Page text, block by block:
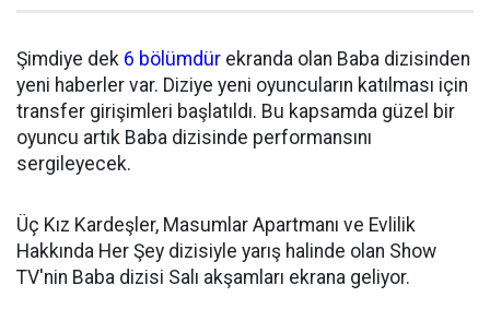
Şimdiye dek 6 bölümdür ekranda olan Baba dizisinden
yeni haberler var. Diziye yeni oyuncuların katılması için
transfer girişimleri başlatıldı. Bu kapsamda güzel bir
oyuncu artık Baba dizisinde performansını
sergileyecek.
Üç Kız Kardeşler, Masumlar Apartmanı ve Evlilik
Hakkında Her Şey dizisiyle yarış halinde olan Show
TV'nin Baba dizisi Salı akşamları ekrana geliyor.